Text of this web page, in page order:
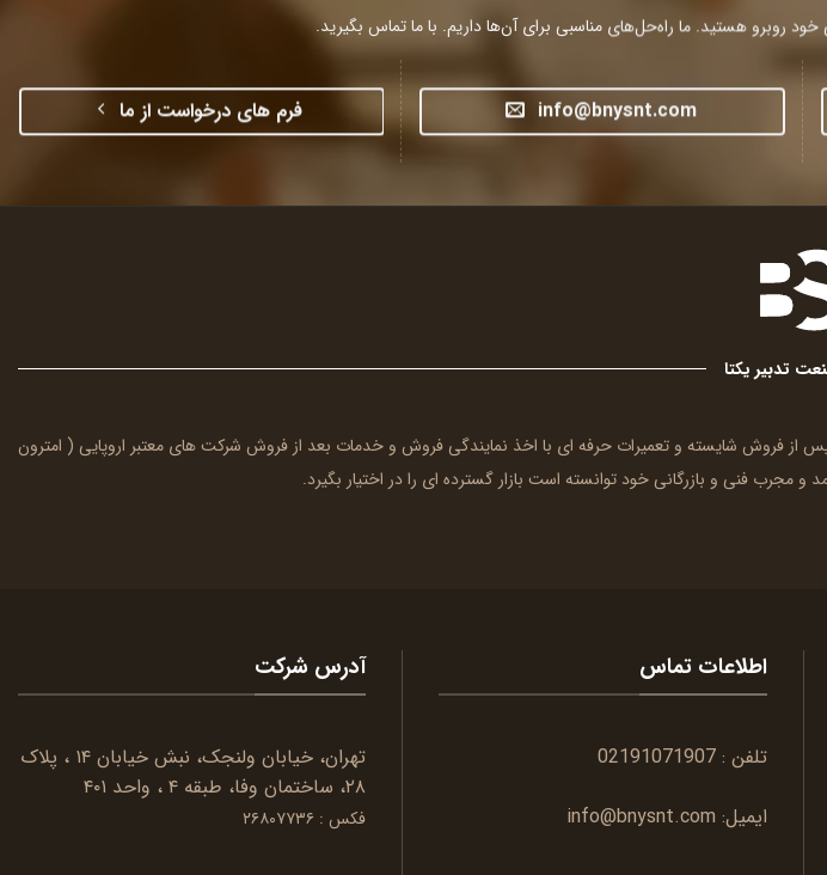
روبرو هستید. ما راه‌حل‌های مناسبی برای آن‌ها داریم. با ما تماس بگیرید.
info@bnysnt.com فرم های درخواست از ما
تدبیر یکتا
پس از فروش شایسته و تعمیرات حرفه ای با اخذ نمایندگی فروش و خدمات بعد از فروش شرکت های معتبر اروپایی ( امترون
و مجرب فنی و بازرگانی خود توانسته است بازار گسترده ای را در اختیار بگیرد.
اطلاعات تماس
تلفن : 02191071907
ایمیل: info@bnysnt.com
آدرس شرکت
تهران، خیابان ولنجک، نبش خیابان ۱۴ ، پلاک
۲۸، ساختمان وفا، طبقه ۴ ، واحد ۴۰۱
فکس : ۲۶۸۰۷۷۳۶